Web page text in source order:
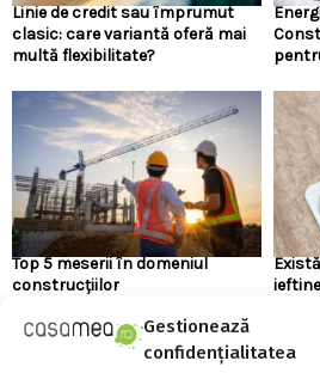
Gestionează
confidențialitatea
Linie de credit sau împrumut
clasic: care variantă oferă mai
multă flexibilitate?
Top 5 meserii în domeniul
construcțiilor
URMARESTE-NE PE FACEBOOK